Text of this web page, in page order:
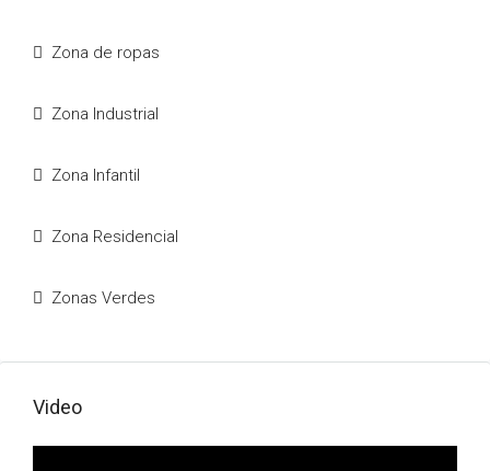
Zona de ropas
Zona Industrial
Zona Infantil
Zona Residencial
Zonas Verdes
Video